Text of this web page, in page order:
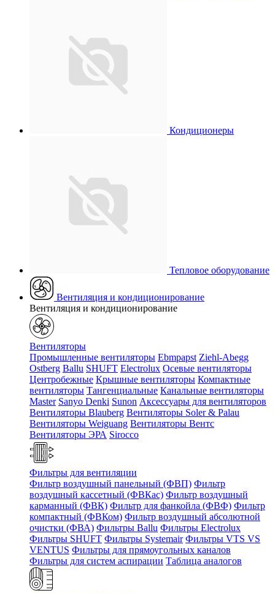
Кондиционеры
Тепловое оборудование
Вентиляция и кондиционирование
Вентиляция и кондиционирование
Вентиляторы
Промышленные вентиляторы Ebmpapst Ziehl-Abegg
Ostberg Ballu SHUFT Electrolux Осевые вентиляторы
Центробежные Крышные вентиляторы Компактные
вентиляторы Тангенциальные Канальные вентиляторы
Master Sanyo Denki Sunon Аксессуары для вентиляторов
Вентиляторы Blauberg Вентиляторы Soler & Palau
Вентиляторы Weiguang Вентиляторы Вентс
Вентиляторы ЭРА Sirocco
Фильтры для вентиляции
Фильтр воздушный панельный (ФВП) Фильтр
воздушный кассетный (ФВКас) Фильтр воздушный
карманный (ФВК) Фильтр для фанкойла (ФВФ) Фильтр
компактный (ФВКом) Фильтр воздушный абсолютной
очистки (ФВА) Фильтры Ballu Фильтры Electrolux
Фильтры SHUFT Фильтры Systemair Фильтры VTS VS
VENTUS Фильтры для прямоугольных каналов
Фильтры для систем аспирации Таблица аналогов